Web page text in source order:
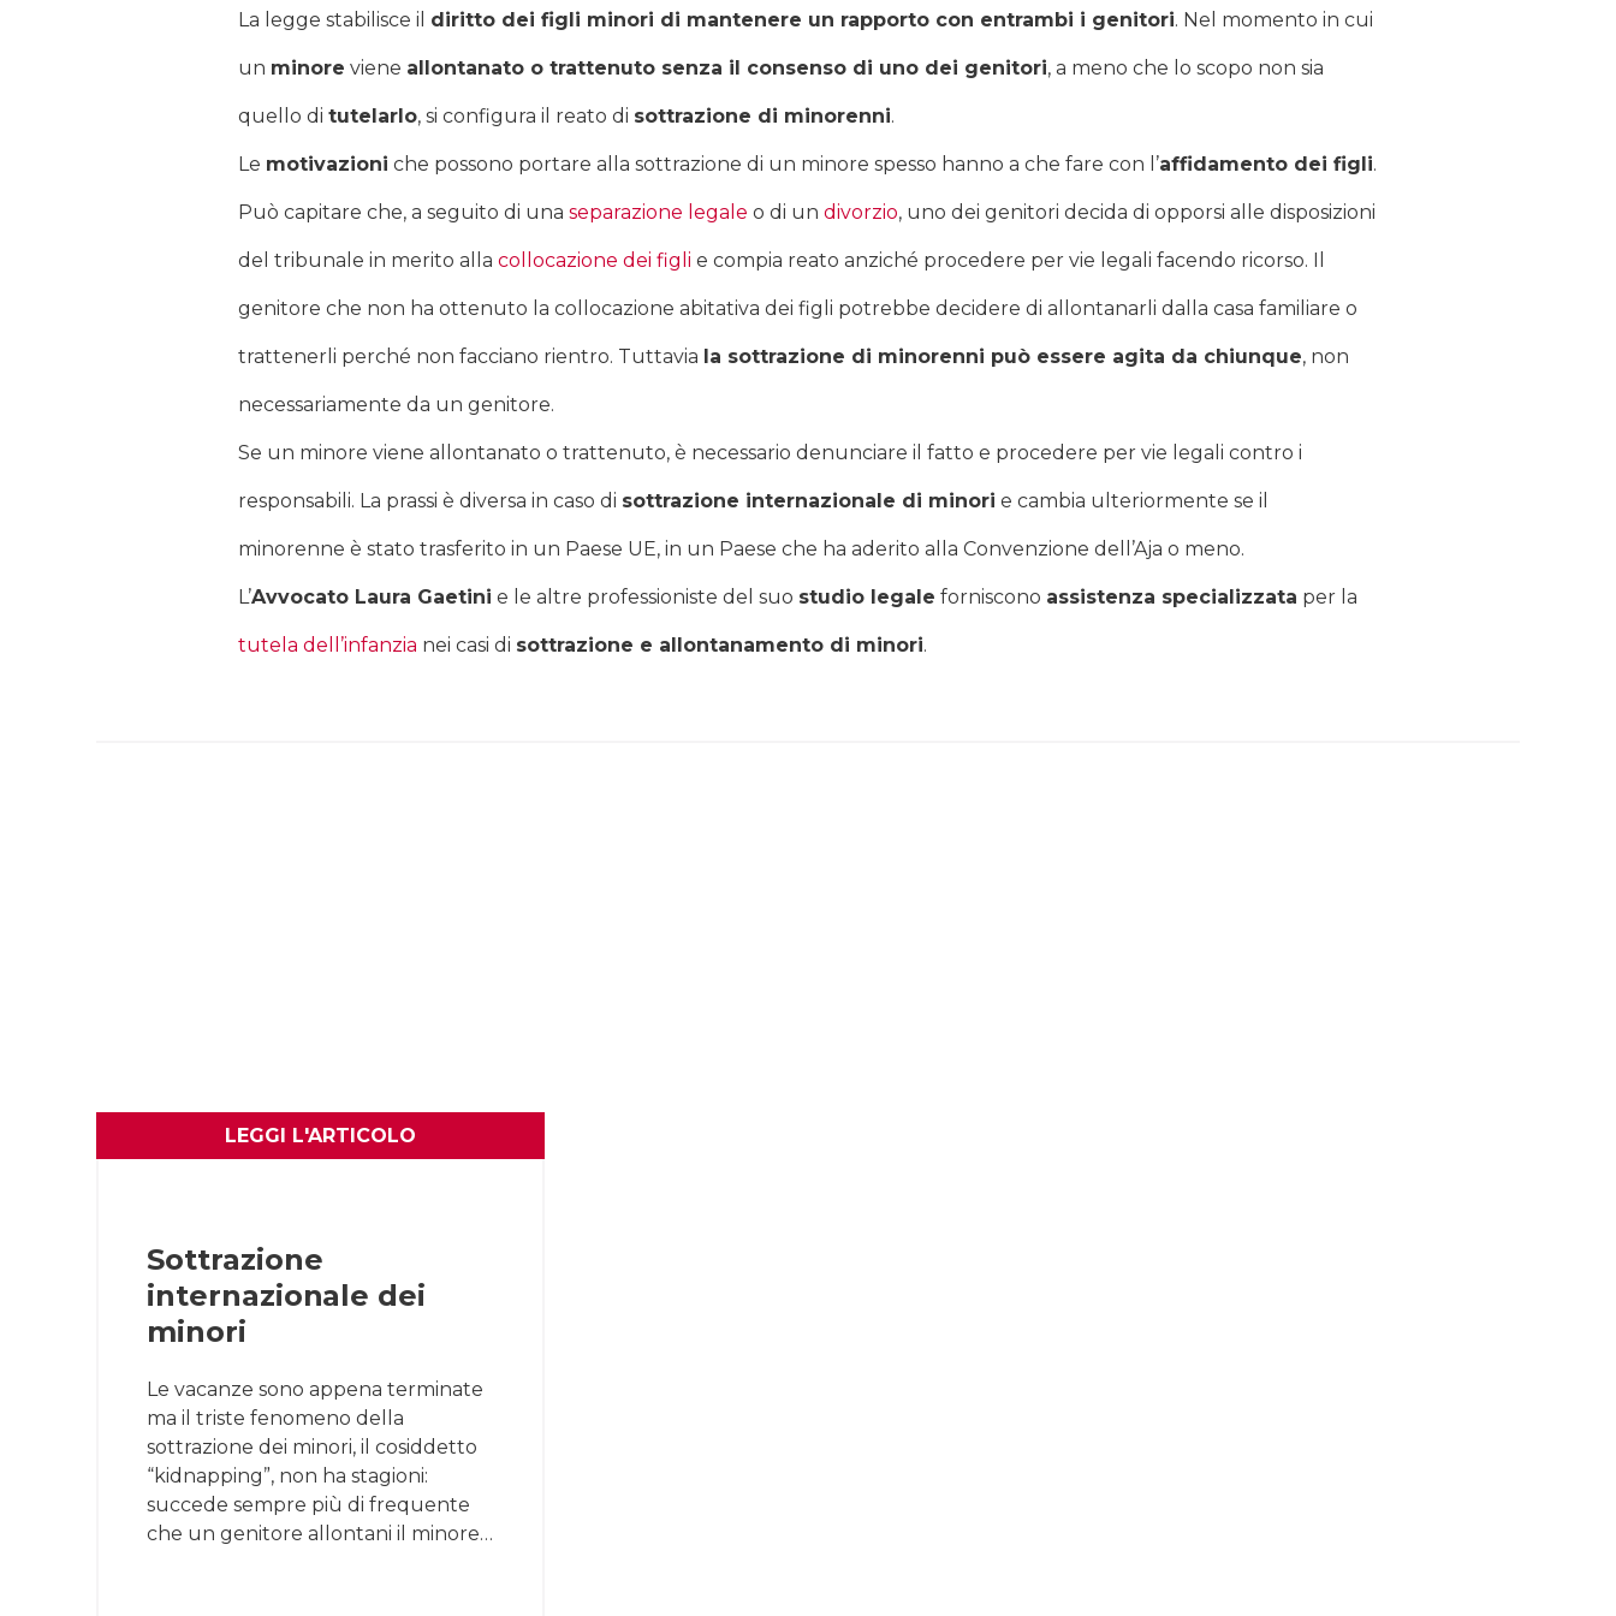
La legge stabilisce il diritto dei figli minori di mantenere un rapporto con entrambi i genitori. Nel momento in cui
un minore viene allontanato o trattenuto senza il consenso di uno dei genitori, a meno che lo scopo non sia
quello ditutelarlo, si configura il reato di sottrazione di minorenni.
Le motivazioni che possono portare alla sottrazione di un minore spesso hanno a che fare con l’affidamento dei figli.
Può capitare che, a seguito di unaseparazione legale o di undivorzio, uno dei genitori decida di opporsi alle disposizioni
del tribunale in merito allacollocazione dei figli e compia reato anziché procedere per vie legali facendo ricorso. Il
genitore che non ha ottenuto la collocazione abitativa dei figli potrebbe decidere di allontanarli dalla casa familiare o
trattenerli perché non facciano rientro. Tuttavia la sottrazione di minorenni può essere agita da chiunque, non
necessariamente da un genitore.
Se un minore viene allontanato o trattenuto, è necessario denunciare il fatto e procedere per vie legali contro i
responsabili. La prassi è diversa in caso di sottrazione internazionale di minori e cambia ulteriormente se il
minorenne è stato trasferito in un Paese UE, in un Paese che ha aderito alla Convenzione dell’Aja o meno.
L’Avvocato Laura Gaetini e le altre professioniste del suo studio legale forniscono assistenza specializzata per la
tutela dell’infanzia nei casi di sottrazione e allontanamento di minori.
LEGGI L'ARTICOLO
Sottrazione
internazionale dei
minori
Le vacanze sono appena terminate
ma il triste fenomeno della
sottrazione dei minori, il cosiddetto
“kidnapping”, non ha stagioni:
succede sempre più di frequente
che un genitore allontani il minore…